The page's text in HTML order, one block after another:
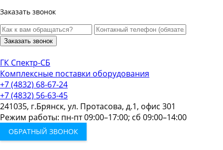
Заказать звонок
Заказать звонок
ГК Спектр-СБ
Комплексные поставки оборудования
+7 (4832) 68-67-24
+7 (4832) 56-63-45
241035, г.Брянск, ул. Протасова, д.1, офис 301
Режим работы: пн-пт 09:00–17:00; сб 09:00–14:00
ОБРАТНЫЙ ЗВОНОК